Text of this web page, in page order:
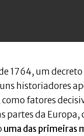
1764, um decreto
historiadores
fatores
partes da Europa,
uma das primeiras